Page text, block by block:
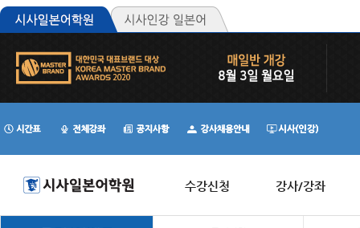
수강신청 강사/강좌